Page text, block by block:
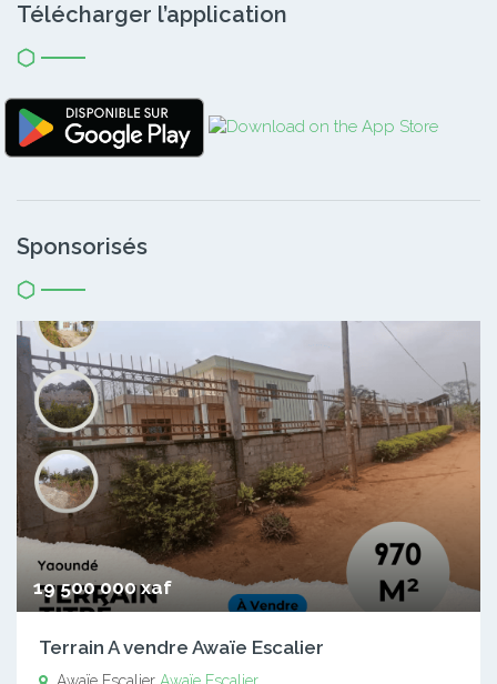
Télécharger l’application
Sponsorisés
19 500 000 xaf
Terrain A vendre Awaïe Escalier
Awaïe Escalier Awaïe Escalier